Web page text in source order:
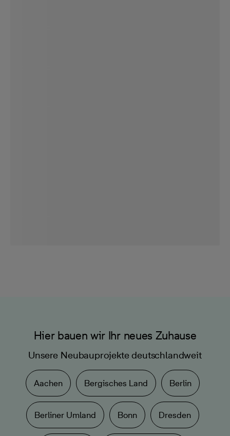
Hier bauen wir Ihr neues Zuhause
Unsere Neubauprojekte deutschlandweit
Aachen Bergisches Land Berlin
Berliner Umland Bonn Dresden